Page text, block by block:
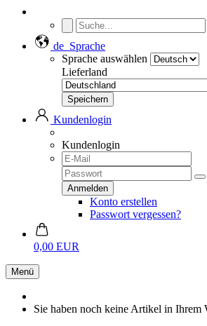
de Sprache
Sprache auswählen
Lieferland
Kundenlogin
Kundenlogin
Konto erstellen
Passwort vergessen?
0,00 EUR
Menü
Sie haben noch keine Artikel in Ihrem